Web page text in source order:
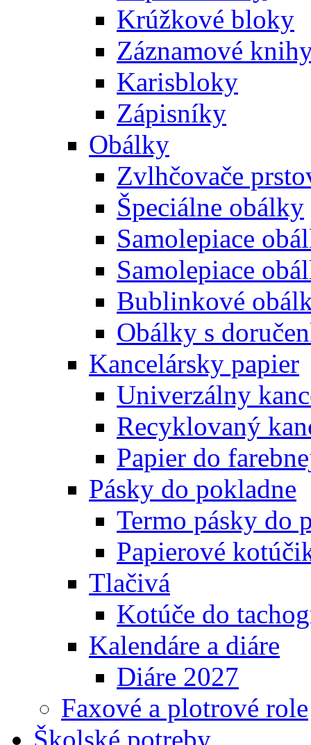
Krúžkové bloky
Záznamové
Karisbloky
Zápisníky
Obálky
Zvlhčovače
Špeciálne obálky
Samolepiace
Samolepiace
Bublinkové
Obálky s
Kancelársky papier
Univerzálny
Recyklovaný
Papier do
Pásky do pokladne
Termo pásky do
Papierové
Tlačivá
Kotúče do
Kalendáre a diáre
Diáre 2027
Faxové a plotrové role
Školské potreby